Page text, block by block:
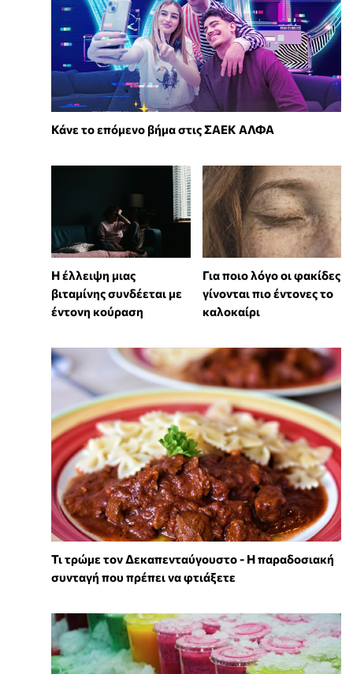
Κάνε το επόμενο βήμα στις ΣΑΕΚ ΑΛΦΑ
⁠Η έλλειψη μιας
βιταμίνης συνδέεται με
έντονη κούραση
Για ποιο λόγο οι φακίδες
γίνονται πιο έντονες το
καλοκαίρι
Τι τρώμε τον Δεκαπενταύγουστο - Η παραδοσιακή
συνταγή που πρέπει να φτιάξετε